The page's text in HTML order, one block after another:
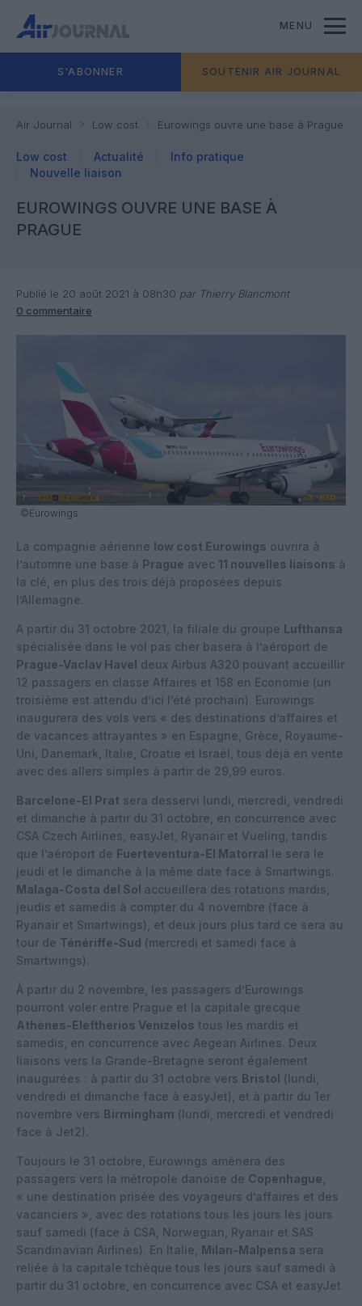
MENU
S'ABONNER SOUTENIR AIR JOURNAL
Air Journal Low cost Eurowings ouvre une base à Prague
Low cost Actualité
Info pratique
Nouvelle liaison
EUROWINGS OUVRE UNE BASE À
PRAGUE
Publié le 20 août 2021 à 08h30 par Thierry Blancmont
0 commentaire
©Eurowings
La compagnie aérienne low cost Eurowings ouvrira à
l’automne une base à Prague avec 11 nouvelles liaisons à
la clé, en plus des trois déjà proposées depuis
l’Allemagne.
A partir du 31 octobre 2021, la filiale du groupe Lufthansa
spécialisée dans le vol pas cher basera à l’aéroport de
Prague-Vaclav Havel deux Airbus A320 pouvant accueillir
12 passagers en classe Affaires et 158 en Economie (un
troisième est attendu d’ici l’été prochain). Eurowings
inaugurera des vols vers « des destinations d’affaires et
de vacances attrayantes » en Espagne, Grèce, Royaume-
Uni, Danemark, Italie, Croatie et Israël, tous déjà en vente
avec des allers simples à partir de 29,99 euros.
Barcelone-El Prat sera desservi lundi, mercredi, vendredi
et dimanche à partir du 31 octobre, en concurrence avec
CSA Czech Airlines, easyJet, Ryanair et Vueling, tandis
que l’aéroport de Fuerteventura-El Matorral le sera le
jeudi et le dimanche à la même date face à Smartwings.
Malaga-Costa del Sol accueillera des rotations mardis,
jeudis et samedis à compter du 4 novembre (face à
Ryanair et Smartwings), et deux jours plus tard ce sera au
tour de Ténériffe-Sud (mercredi et samedi face à
Smartwings).
À partir du 2 novembre, les passagers d’Eurowings
pourront voler entre Prague et la capitale grecque
Athènes-Eleftherios Venizelos tous les mardis et
samedis, en concurrence avec Aegean Airlines. Deux
liaisons vers la Grande-Bretagne seront également
inaugurées : à partir du 31 octobre vers Bristol (lundi,
vendredi et dimanche face à easyJet), et à partir du 1er
novembre vers Birmingham (lundi, mercredi et vendredi
face à Jet2).
Toujours le 31 octobre, Eurowings amènera des
passagers vers la métropole danoise de Copenhague
« une destination prisée des voyageurs d’affaires et des
vacanciers », avec des rotations tous les jours les jours
sauf samedi (face à CSA, Norwegian, Ryanair et SAS
Scandinavian Airlines). En Italie, Milan-Malpensa sera
reliée à la capitale tchèque tous les jours sauf samedi à
partir du 31 octobre, en concurrence avec CSA et easyJet.